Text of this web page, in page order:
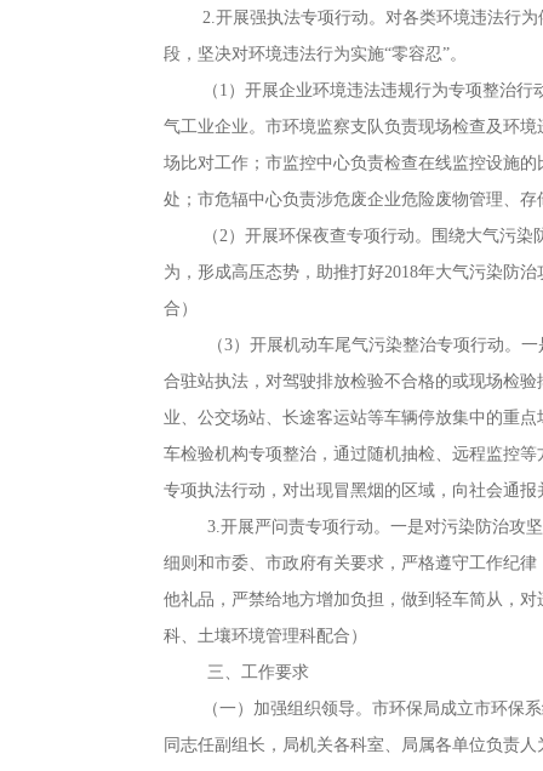
2.开展强执法专项行动。 对各类环境违法行
段 ， 坚决对环境违法行为实施“零容忍”。
（1）开展企业环境违法违规行为专项整治行
气工业企业。 市环境监察支队负责现场检查及环
场比对工作 ； 市监控中心负责检查在线监控设施
处 ； 市危辐中心负责涉危废企业危险废物管理、
（2）开展环保夜查专项行动。
围绕大气污染
为，形成高压态势 ， 助推打好2018年大气污染防
合）
（3）开展机动车尾气污染整治专项行动。 一
合驻站执法，对驾驶排放检验不合格的或现场检
业、公交场站、长途客运站等车辆停放集中的重点
车检验机构专项整治 ， 通过随机抽检、远程监控
专项执法行动 ， 对出现冒黑烟的区域，向社会通报
3.开展严问责专项行动。 一是对污染防治攻
细则和市委、市政府有关要求 ， 严格遵守工作纪律
他礼品 ， 严禁给地方增加负担，做到轻车简从 ， 对
科、土壤环境管理科配合）
三、工作要求
（一）加强组织领导。 市环保局成立市环保
同志任副组长，局机关各科室、局属各单位负责人